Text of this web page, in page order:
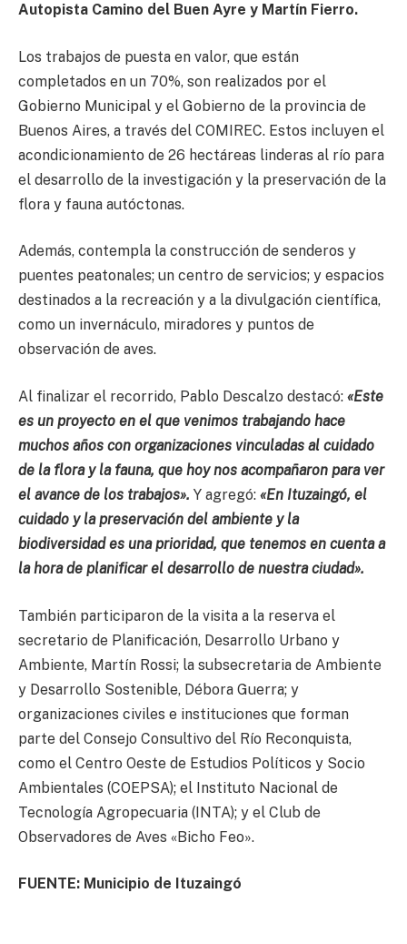
Autopista Camino del Buen Ayre y Martín Fierro.
Los trabajos de puesta en valor, que están
completados en un 70%, son realizados por el
Gobierno Municipal y el Gobierno de la provincia de
Buenos Aires, a través del COMIREC. Estos incluyen el
acondicionamiento de 26 hectáreas linderas al río para
el desarrollo de la investigación y la preservación de la
flora y fauna autóctonas.
Además, contempla la construcción de senderos y
puentes peatonales; un centro de servicios; y espacios
destinados a la recreación y a la divulgación científica,
como un invernáculo, miradores y puntos de
observación de aves.
Al finalizar el recorrido, Pablo Descalzo destacó: «Este
es un proyecto en el que venimos trabajando hace
muchos años con organizaciones vinculadas al cuidado
de la flora y la fauna, que hoy nos acompañaron para ver
el avance de los trabajos». Y agregó: «En Ituzaingó, el
cuidado y la preservación del ambiente y la
biodiversidad es una prioridad, que tenemos en cuenta a
la hora de planificar el desarrollo de nuestra ciudad».
También participaron de la visita a la reserva el
secretario de Planificación, Desarrollo Urbano y
Ambiente, Martín Rossi; la subsecretaria de Ambiente
y Desarrollo Sostenible, Débora Guerra; y
organizaciones civiles e instituciones que forman
parte del Consejo Consultivo del Río Reconquista,
como el Centro Oeste de Estudios Políticos y Socio
Ambientales (COEPSA); el Instituto Nacional de
Tecnología Agropecuaria (INTA); y el Club de
Observadores de Aves «Bicho Feo».
FUENTE: Municipio de Ituzaingó